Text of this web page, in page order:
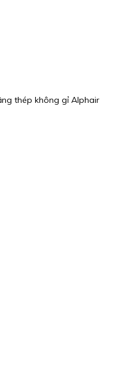
thép không gỉ Alphair